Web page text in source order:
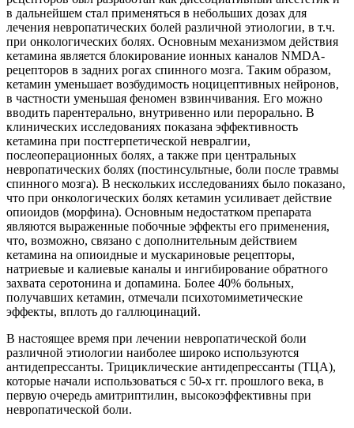
в дальнейшем стал применяться в небольших дозах для
лечения невропатических болей различной этиологии, в т.ч.
при онкологических болях. Основным механизмом действия
кетамина является блокирование ионных каналов NMDA-
рецепторов в задних рогах спинного мозга. Таким образом,
кетамин уменьшает возбудимость ноцицептивных нейронов,
в частности уменьшая феномен взвинчивания. Его можно
вводить парентерально, внутривенно или перорально. В
клинических исследованиях показана эффективность
кетамина при постгерпетической невралгии,
послеоперационных болях, а также при центральных
невропатических болях (постинсультные, боли после травмы
спинного мозга). В нескольких исследованиях было показано,
что при онкологических болях кетамин усиливает действие
опиоидов (морфина). Основным недостатком препарата
являются выраженные побочные эффекты его применения,
что, возможно, связано с дополнительным действием
кетамина на опиоидные и мускариновые рецепторы,
натриевые и калиевые каналы и ингибирование обратного
захвата серотонина и допамина. Более 40% больных,
получавших кетамин, отмечали психотомиметические
эффекты, вплоть до галлюцинаций.
В настоящее время при лечении невропатической боли
различной этиологии наиболее широко используются
антидепрессанты. Трициклические антидепрессанты (ТЦА),
которые начали использоваться с 50-х гг. прошлого века, в
первую очередь амитриптилин, высокоэффективны при
невропатической боли.